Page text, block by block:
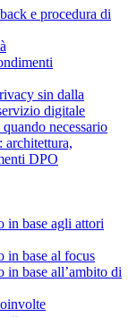
e procedura di
sin dalla
digitale
necessario
architettura,
DPO
in base agli attori
in base al focus
base all’ambito di